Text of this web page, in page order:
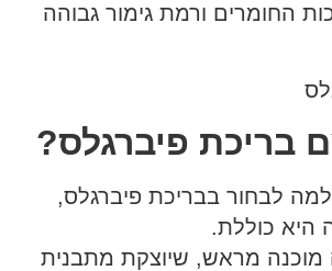
החומרים ורמת גימור גבוהה
בריכת פיברגלס?
לבחור בבריכת פיברגלס,
היא כוללת.
מוכנה מראש, שיוצקת מתבנית